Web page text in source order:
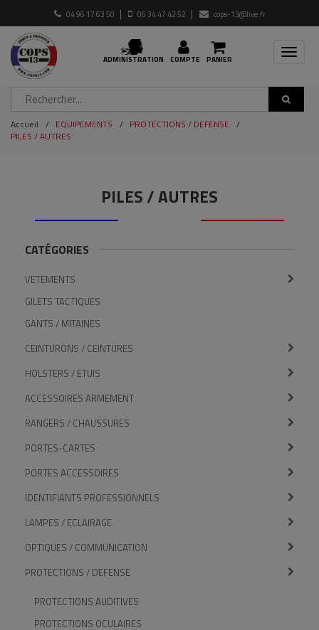
04 96 17 63 50 06 34 47 42 52 cops-13@live.fr
PANIER
COMPTE
ADMINISTRATION
Toggle
Accueil EQUIPEMENTS
PROTECTIONS / DEFENSE
PILES / AUTRES
PILES / AUTRES
CATÉGORIES
VETEMENTS
GILETS TACTIQUES
GANTS / MITAINES
CEINTURONS / CEINTURES
HOLSTERS / ETUIS
ACCESSOIRES ARMEMENT
RANGERS / CHAUSSURES
PORTES-CARTES
PORTES ACCESSOIRES
IDENTIFIANTS PROFESSIONNELS
LAMPES / ECLAIRAGE
OPTIQUES / COMMUNICATION
PROTECTIONS / DEFENSE
PROTECTIONS AUDITIVES
PROTECTIONS OCULAIRES